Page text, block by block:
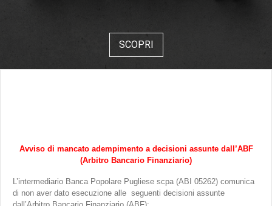
SCOPRI
Avviso di mancato adempimento a decisioni assunte dall’ABF
(Arbitro Bancario Finanziario)
L’intermediario Banca Popolare Pugliese scpa (ABI 05262) comunica
di non aver dato esecuzione alle seguenti decisioni assunte